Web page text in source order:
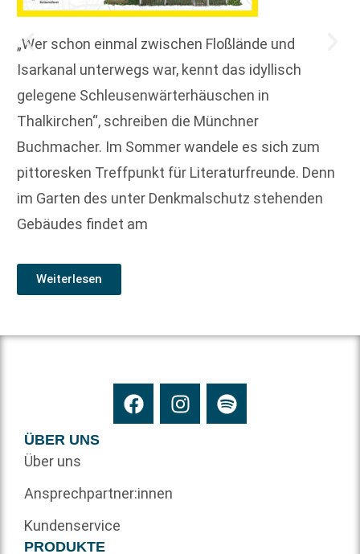
„Wer schon einmal zwischen Floßlände und
Isarkanal unterwegs war, kennt das idyllisch
gelegene Schleusenwärterhäuschen in
Thalkirchen“, schreiben die Münchner
Buchmacher. Im Sommer wandele es sich zum
pittoresken Treffpunkt für Literaturfreunde. Denn
im Garten des unter Denkmalschutz stehenden
Gebäudes findet am
Weiterlesen
ÜBER UNS
Über uns
Ansprechpartner:innen
Kundenservice
PRODUKTE